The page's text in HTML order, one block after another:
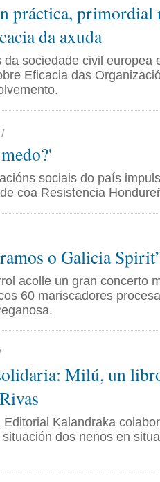
práctica, primordial
da axuda
sociedade civil europea
Eficacia das
sociais do país
coa Resistencia
o Galicia
acolle un gran concerto
60 mariscadores
Milú, un
Kalandraka
dos nenos en